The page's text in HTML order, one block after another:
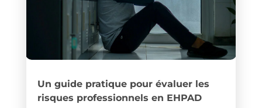
Un guide pratique pour évaluer les
risques professionnels en EHPAD